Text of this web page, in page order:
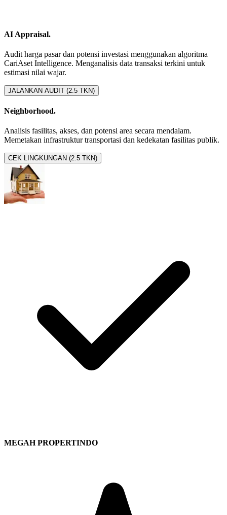
AI Appraisal.
Audit harga pasar dan potensi investasi menggunakan algoritma
CariAset Intelligence. Menganalisis data transaksi terkini untuk
estimasi nilai wajar.
JALANKAN AUDIT (2.5 TKN)
Neighborhood.
Analisis fasilitas, akses, dan potensi area secara mendalam.
Memetakan infrastruktur transportasi dan kedekatan fasilitas publik.
CEK LINGKUNGAN (2.5 TKN)
MEGAH PROPERTINDO